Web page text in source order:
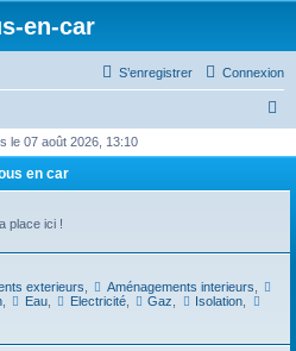
en-car
Connexion
S’enregistrer
h
r
le 07 août 2026, 13:10
en car
place ici !
exterieurs Aménagements interieurs
, Eau, Electricité, Gaz Isolation